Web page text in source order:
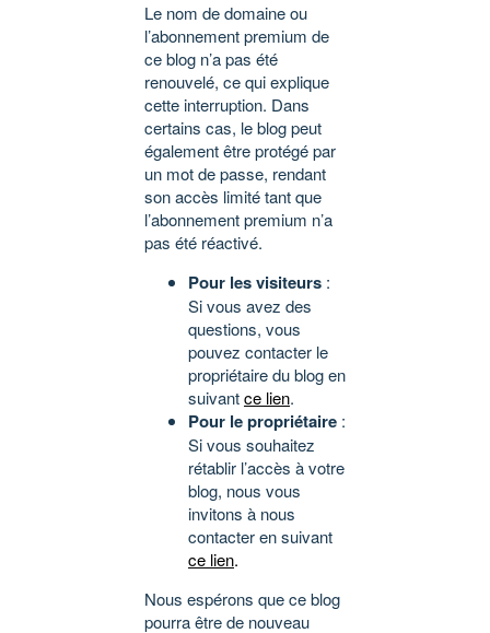
Le nom de domaine ou
l’abonnement premium de
ce blog n’a pas été
renouvelé, ce qui explique
cette interruption. Dans
certains cas, le blog peut
également être protégé par
un mot de passe, rendant
son accès limité tant que
l’abonnement premium n’a
pas été réactivé.
Pour les visiteurs :
Si vous avez des
questions, vous
pouvez contacter le
propriétaire du blog en
suivantce lien.
Pour le propriétaire :
Si vous souhaitez
rétablir l’accès à votre
blog, nous vous
invitons à nous
contacter en suivant
ce lien.
Nous espérons que ce blog
pourra être de nouveau